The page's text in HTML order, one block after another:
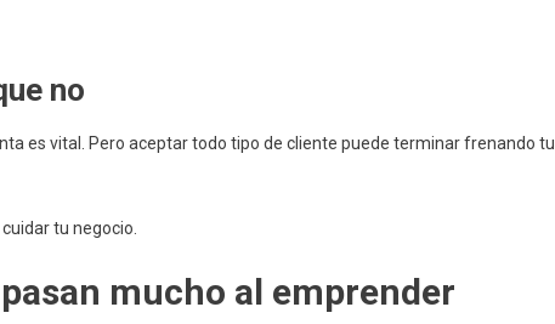
no
es vital. Pero aceptar todo tipo de cliente puede terminar frenando tu
tu negocio.
mucho al emprender